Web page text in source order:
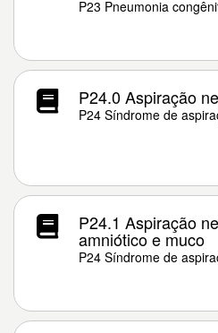
P23 Pneumonia
P24.0 Aspiração
P24 Síndrome de
P24.1 Aspiração
amniótico e muco
P24 Síndrome de